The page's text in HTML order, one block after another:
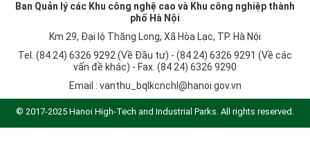
Ban Quản lý các Khu công nghệ cao và Khu công nghiệp thành
phố Hà Nội
Km 29, Đại lộ Thăng Long, Xã Hòa Lạc, TP. Hà Nội
Tel. (84 24) 6326 9292 (Về Đầu tư) - (84 24) 6326 9291 (Về các
vấn đề khác) - Fax. (84 24) 6326 9290
Email : vanthu_bqlkcnchl@hanoi.gov.vn
© 2017-2025 Hanoi High-Tech and Industrial Parks. All rights reserved.